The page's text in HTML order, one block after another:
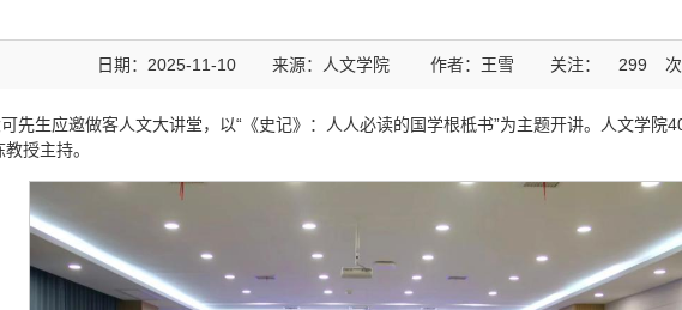
日期：2025-11-10 来源：人文学院 作者：王雪 关注： 299 次
先生应邀做客人文大讲堂，以“《史记》：人人必读的国学根柢书”为主题开讲。人文学
授主持。